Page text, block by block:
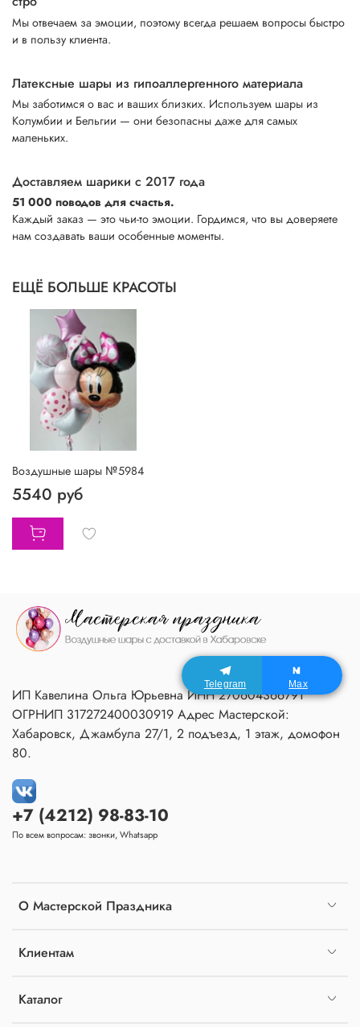
Мы отвечаем за эмоции, поэтому всегда решаем вопросы быстро
и в пользу клиента.
Латексные шары из гипоаллергенного материала
Мы заботимся о вас и ваших близких. Используем шары из
Колумбии и Бельгии — они безопасны даже для самых
маленьких.
Доставляем шарики с 2017 года
51 000 поводов для счастья.
Каждый заказ — это чьи-то эмоции. Гордимся, что вы доверяете
нам создавать ваши особенные моменты.
ЕЩЁ БОЛЬШЕ КРАСОТЫ
Воздушные шары №5984
5540 руб
О Мастерской Праздника
Клиентам
Каталог
+7 (4212) 98-83-10
По всем вопросам: звонки, Whatsapp
ИП Кавелина Ольга Юрьевна ИНН 270604366791
ОГРНИП 317272400030919 Адрес Мастерской:
Хабаровск, Джамбула 27/1, 2 подъезд, 1 этаж, домофон
80.
Telegram Max